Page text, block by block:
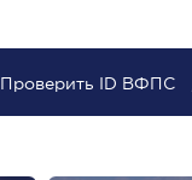
Проверить ID ВФПС